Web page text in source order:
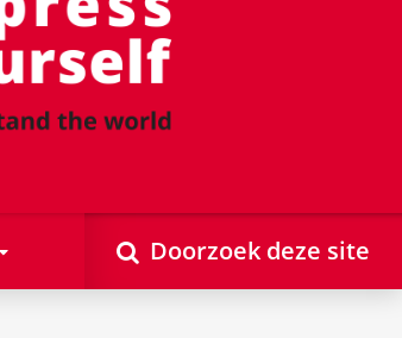
Doorzoek deze site